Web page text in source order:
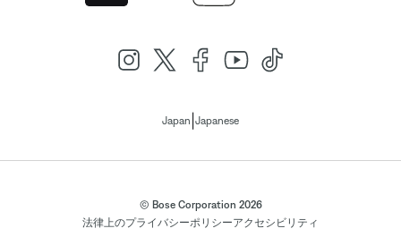
Japan Japanese
© Bose Corporation 2026
法律上のプライバシーポリシーアクセシビリティ